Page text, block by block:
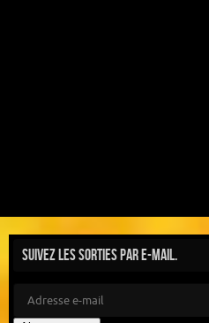
Suivez les sorties par e-mail.